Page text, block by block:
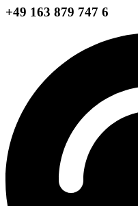
+49 163 879 747 6